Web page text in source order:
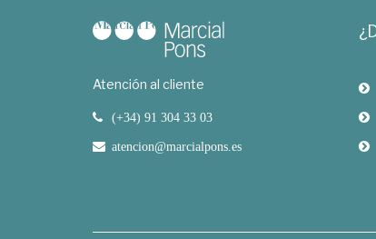
Atención al cliente
(+34) 91 304 33 03
atencion@marcialpons.es